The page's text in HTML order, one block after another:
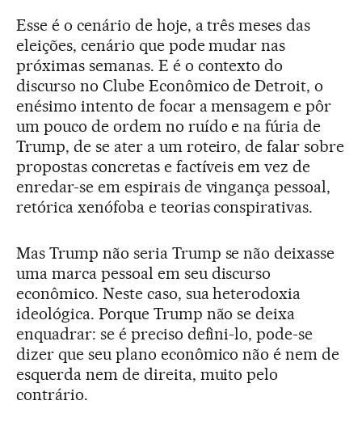
Esse é o cenário de hoje, a três meses das
eleições, cenário que pode mudar nas
próximas semanas. E é o contexto do
discurso no Clube Econômico de Detroit, o
enésimo intento de focar a mensagem e pôr
um pouco de ordem no ruído e na fúria de
Trump, de se ater a um roteiro, de falar sobre
propostas concretas e factíveis em vez de
enredar-se em espirais de vingança pessoal,
retórica xenófoba e teorias conspirativas.
Mas Trump não seria Trump se não deixasse
uma marca pessoal em seu discurso
econômico. Neste caso, sua heterodoxia
ideológica. Porque Trump não se deixa
enquadrar: se é preciso defini-lo, pode-se
dizer que seu plano econômico não é nem de
esquerda nem de direita, muito pelo
contrário.